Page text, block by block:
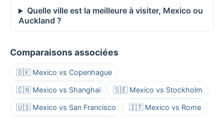
Quelle ville est la meilleure à visiter, Mexico ou
Auckland ?
Comparaisons associées
🇩🇰 Mexico vs Copenhague
🇨🇳 Mexico vs Shanghai 🇸🇪 Mexico vs Stockholm
🇺🇸 Mexico vs San Francisco 🇮🇹 Mexico vs Rome